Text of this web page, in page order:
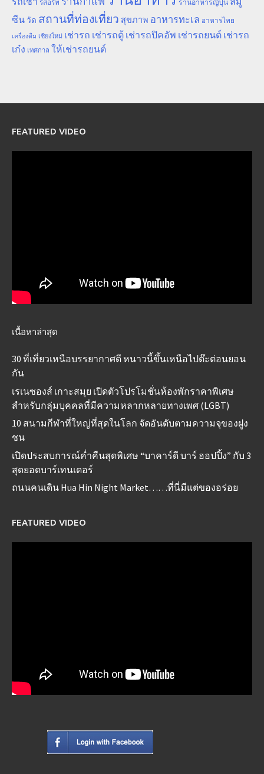
รีสอร์ท ร้านอาหารญี่ปุ่น
ซีน วัด สถานที่ท่องเที่ยว สุขภาพ อาหารทะเล อาหารไทย
เครื่องดื่ม เชียงใหม่ เช่ารถ เช่ารถตู้ เช่ารถปิคอัพ เช่ารถยนต์ เช่ารถ
เก๋ง เทศกาล ให้เช่ารถยนต์
FEATURED VIDEO
เนื้อหาล่าสุด
30 ที่เที่ยวเหนือบรรยากาศดี หนาวนี้ขึ้นเหนือไปต๊ะต่อนยอน
กัน
เรเนซองส์ เกาะสมุย เปิดตัวโปรโมชั่นห้องพักราคาพิเศษ
สำหรับกลุ่มบุคคลที่มีความหลากหลายทางเพศ (LGBT)
10 สนามกีฬาที่ใหญ่ที่สุดในโลก จัดอันดับตามความจุของฝูง
ชน
เปิดประสบการณ์ค่ำคืนสุดพิเศษ “บาคาร์ดี บาร์ ฮอปปิ้ง” กับ 3
สุดยอดบาร์เทนเดอร์
ถนนคนเดิน Hua Hin Night Market……ที่นี่มีแต่ของอร่อย
FEATURED VIDEO